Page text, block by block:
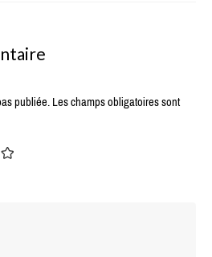
publiée.Les champs obligatoires sont